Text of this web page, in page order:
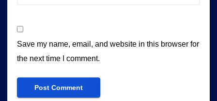
Save my name, email, and website in this browser for
the next time I comment.